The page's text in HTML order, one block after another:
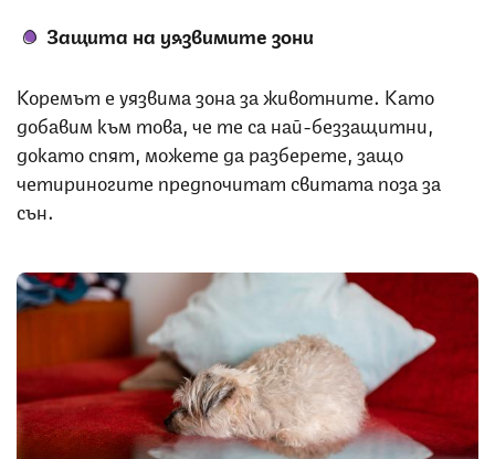
Защита на уязвимите зони
Коремът е уязвима зона за животните. Като
добавим към това, че те са най-беззащитни,
докато спят, можете да разберете, защо
четириногите предпочитат свитата поза за
сън.